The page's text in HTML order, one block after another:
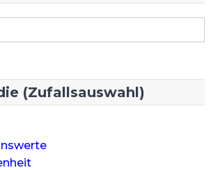
(Zufallsauswahl)